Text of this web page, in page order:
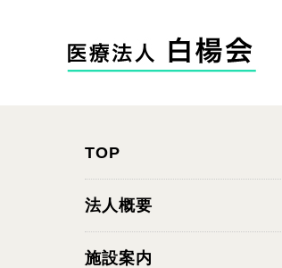
TOP
法人概要
施設案内